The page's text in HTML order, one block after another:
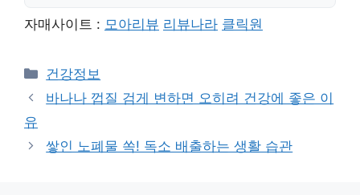
자매사이트 : 모아리뷰 리뷰나라 클릭원
Categories
건강정보
바나나 껍질 검게 변하면 오히려 건강에 좋은 이
유
쌓인 노폐물 쏙! 독소 배출하는 생활 습관